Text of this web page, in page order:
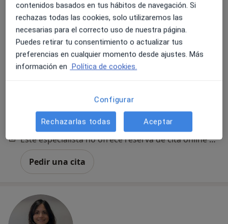
Verónica Medina Martín
Terapeuta complementaria·Ver más
10 opiniones
Dirección Online
Muya Espacio Psicoterapéutico
Constelaciones familiares
Este especialista no ofrece reserva de cita online en esta dirección.
Pedir una cita
contenidos basados en tus hábitos de navegación. Si
rechazas todas las cookies, solo utilizaremos las
necesarias para el correcto uso de nuestra página.
Puedes retirar tu consentimiento o actualizar tus
preferencias en cualquier momento desde ajustes. Más
información en Política de cookies.
Configurar
Rechazarlas todas Aceptar